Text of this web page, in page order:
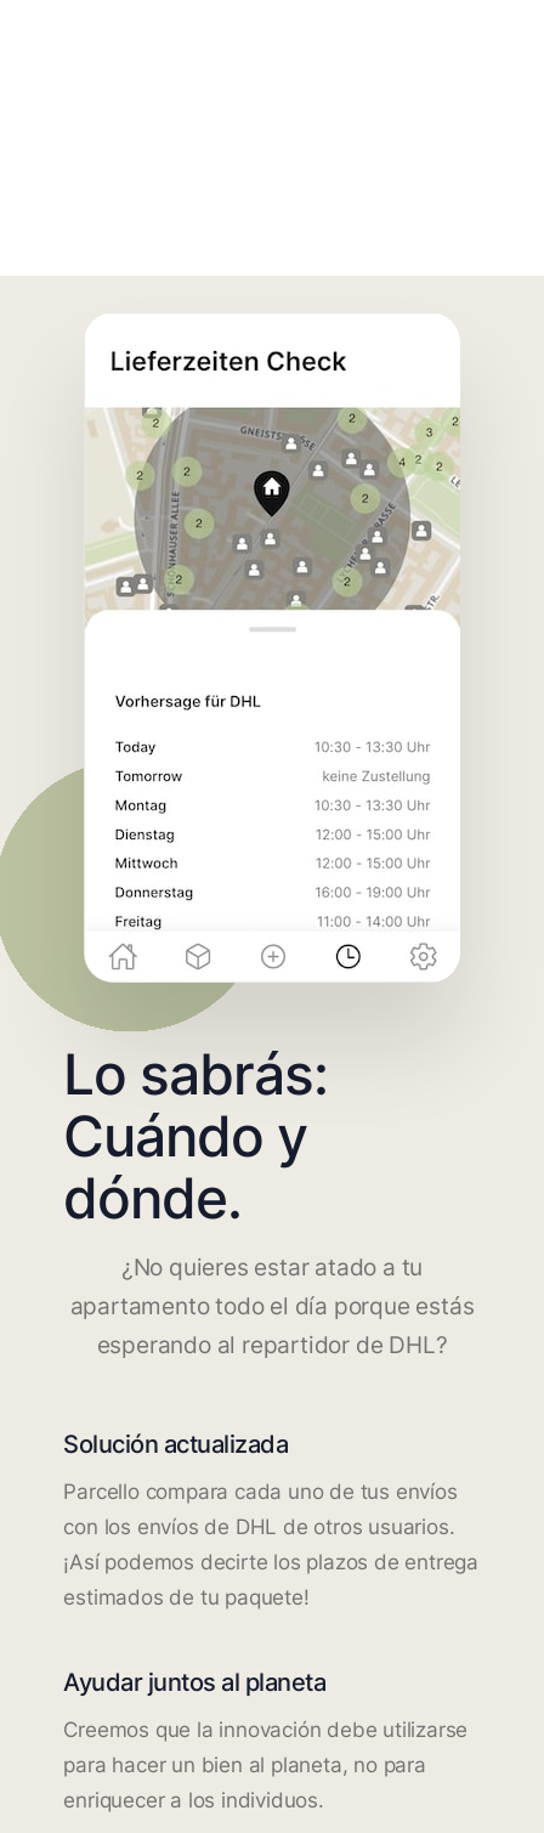
Lo sabrás:
Cuándo y
dónde.
¿No quieres estar atado a tu
apartamento todo el día porque estás
esperando al repartidor de DHL?
Solución actualizada
Parcello compara cada uno de tus envíos
con los envíos de DHL de otros usuarios.
¡Así podemos decirte los plazos de entrega
estimados de tu paquete!
Ayudar juntos al planeta
Creemos que la innovación debe utilizarse
para hacer un bien al planeta, no para
enriquecer a los individuos.